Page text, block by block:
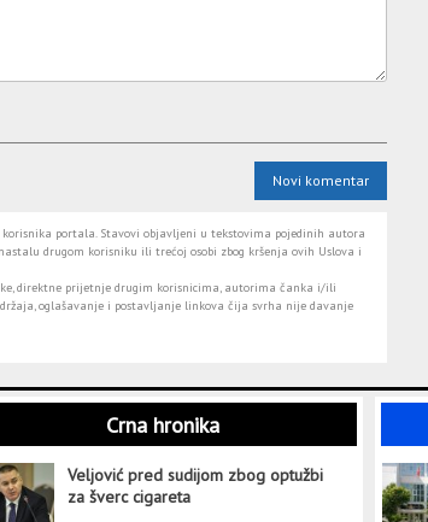
Novi komentar
portala. Stavovi objavljeni u tekstovima pojedinih autora
drugom korisniku ili trećoj osobi zbog kršenja ovih Uslova i
direktne prijetnje drugim korisnicima, autorima čanka i/ili
oglašavanje i postavljanje linkova čija svrha nije davanje
Crna hronika
Veljović pred sudijom zbog optužbi
za šverc cigareta